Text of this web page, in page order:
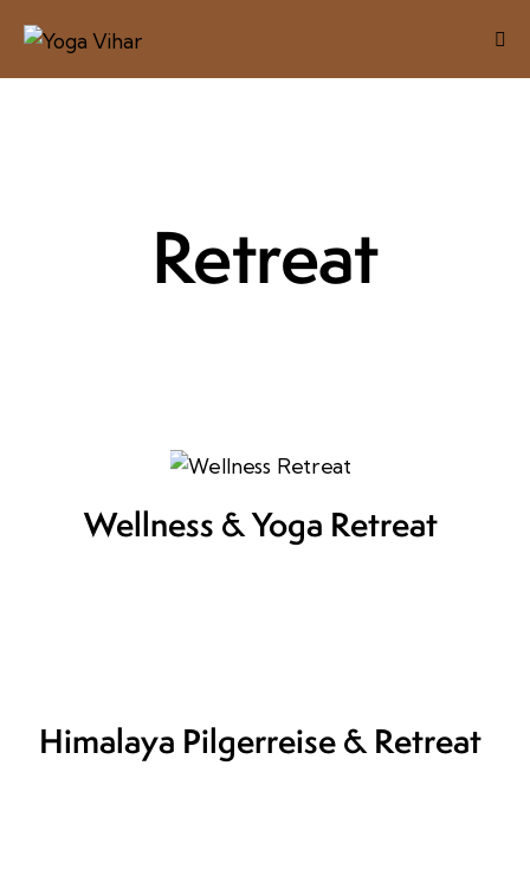
Retreat
Wellness & Yoga Retreat
Himalaya Pilgerreise & Retreat